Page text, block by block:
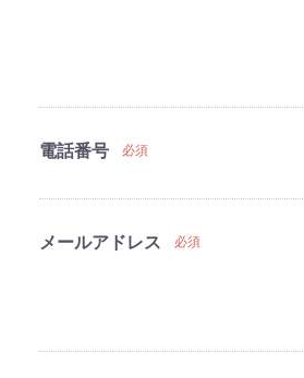
電話番号 必須
メールアドレス 必須